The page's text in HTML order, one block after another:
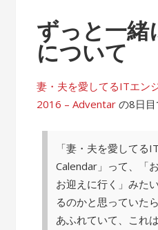
ずっと一緒
について
妻・夫を愛してるITエン
2016 – Adventar の8日目
「妻・夫を愛してる
Calendar」って、「
お迎えに行く」みた
るのかと思っていた
あふれていて、これ